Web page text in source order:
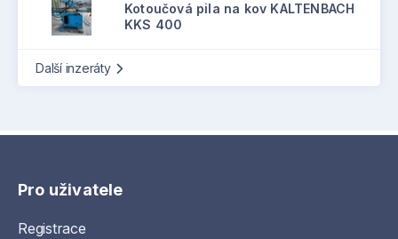
Kotoučová pila na kov KALTENBACH
KKS 400
Další inzeráty
Pro uživatele
Registrace